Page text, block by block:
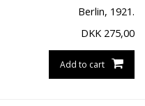
Berlin, 1921.
DKK 275,00
Add to cart